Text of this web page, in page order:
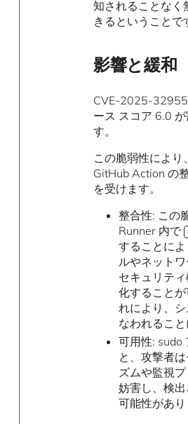
知されることなく
きるということで
影響と緩和
CVE-2025-32955
ース スコア 6.0
す。
この脆弱性によ
GitHub Action の
を受けます。
整合性: この
Runner 内で
することに
ルやネットワ
セキュリテ
化すること
れにより、
なわれること
可用性: sudo
と、攻撃者
ズムや監視
妨害し、検
可能性があり